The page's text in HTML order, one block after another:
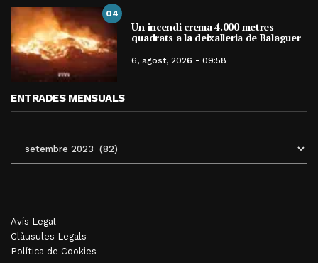
04
Un incendi crema 4.000 metres
quadrats a la deixalleria de Balaguer
6, agost, 2026 - 09:58
ENTRADES MENSUALS
MENSUALS
Avís Legal
Clàusules Legals
Política de Cookies